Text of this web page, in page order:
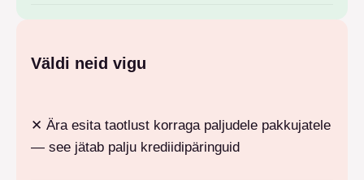
Väldi neid vigu
✕ Ära esita taotlust korraga paljudele pakkujatele
— see jätab palju krediidipäringuid